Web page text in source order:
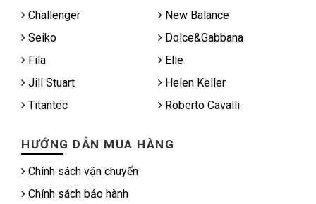
Challenger
New Balance
Seiko
Dolce&Gabbana
Fila
Elle
Jill Stuart
Helen Keller
Titantec
Roberto Cavalli
HƯỚNG DẪN MUA HÀNG
Chính sách vận chuyển
Chính sách bảo hành